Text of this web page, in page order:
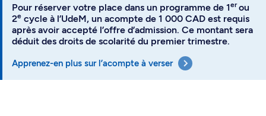
Pour réserver votre place dans un programme de 1erou
2e cycle à l’UdeM, un acompte de 1 000 CAD est requis
après avoir accepté l’offre d’admission. Ce montant sera
déduit des droits de scolarité du premier trimestre.
Apprenez-en plus sur l’acompte à verser